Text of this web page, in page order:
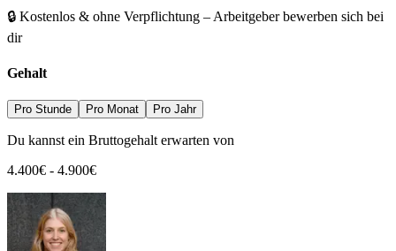
🔒 Kostenlos & ohne Verpflichtung – Arbeitgeber bewerben sich bei
dir
Gehalt
Pro Stunde Pro Monat Pro Jahr
Du kannst ein Bruttogehalt erwarten von
4.400€ - 4.900€